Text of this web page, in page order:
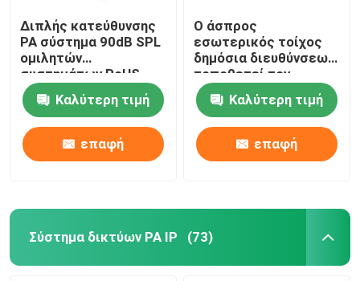
Διπλής κατεύθυνσης
PA σύστημα 90dB SPL
ομιλητών
συστημάτων RoHS
ISO9001 με τα μαύρα
κάγκελα μετάλλων
Καλύτερη τιμή
επαφή
Ο άσπρος
εσωτερικός τοίχος
δημόσια διευθύνσεων
τοποθετεί τον
ομιλητή 6W σε 10W
100V Καλύτερη τιμή
επαφή
Σύστημα δικτύων PA IP (73)